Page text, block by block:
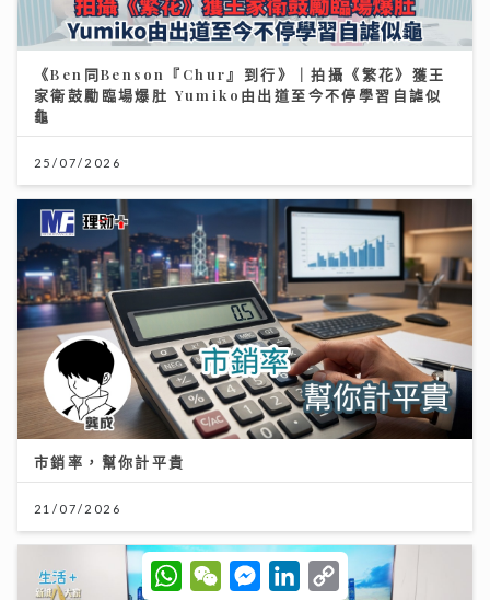
《Ben同Benson『Chur』到行》｜拍攝《繁花》獲王
家衛鼓勵臨場爆肚 Yumiko由出道至今不停學習自謔似
龜
25/07/2026
市銷率，幫你計平貴
21/07/2026
W
h
W
e
M
e
L
o